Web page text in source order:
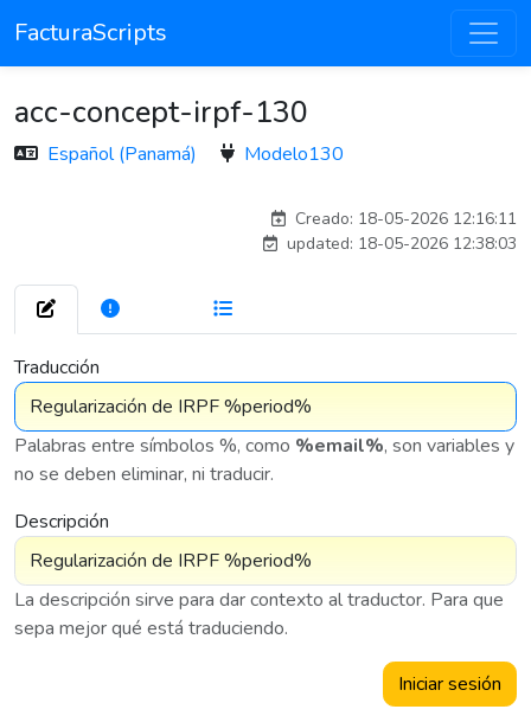
FacturaScripts
acc-concept-irpf-130
Español (Panamá) Modelo130
Creado: 18-05-2026 12:16:11
updated: 18-05-2026 12:38:03
Traducción
Palabras entre símbolos %, como %email%, son variables y
no se deben eliminar, ni traducir.
Descripción
La descripción sirve para dar contexto al traductor. Para que
sepa mejor qué está traduciendo.
Iniciar sesión